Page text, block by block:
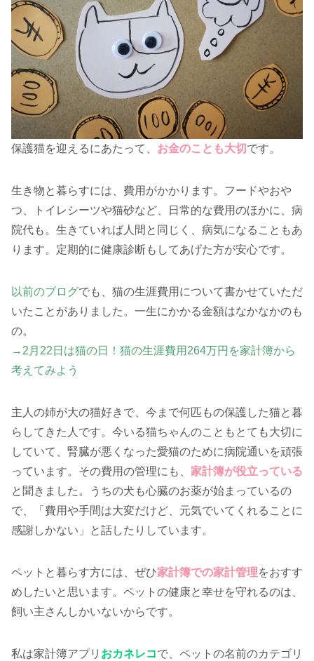
保護猫を迎えるにあたって、 お金のことも大切 です。
生き物と暮らすには、費用がかかります。フードやおや
つ、トイレシーツや猫砂など、日常的な費用のほかに、病
院代も。生きていれば人間と同じく、病気になることもあ
ります。定期的に健康診断もしてあげた方が安心です。
以前のブログでも、猫の生涯費用について書かせていただ
いたことがありました。一生にかかる金額はなかなかのも
の。
→2月22日は猫の日！猫の生涯費用264万円を家計簿から
考えてみよう
主人の姉が大の猫好きで、今まで何匹もの保護した猫と暮
らしてきた人です。今いる猫ちゃんのこともとても大切に
していて、腎臓が悪くなった愛猫のために病院通いを頑張
っています。その費用の管理にも、 家計簿が役立っている
と聞きました。うちの犬も心臓のお薬が始まっているの
で、「費用や手間は大変だけど、元気でいてくれることに
感謝しかない」と話したりしています。
ペットと暮らす方には、ぜひ家計簿での家計管理をおすす
めしたいと思います。ペットの健康と幸せを守れるのは、
飼い主さんしかいないからです。
私は家計簿アプリ おカネレコで、ペットの名前のカテゴリ